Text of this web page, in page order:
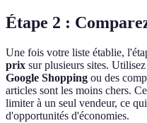
Étape 2 :
Une fois votre liste établie,
prix sur plusieurs sites.
Google Shopping ou des
articles sont les moins chers.
limiter à un seul vendeur, ce
d'opportunités d'économies.